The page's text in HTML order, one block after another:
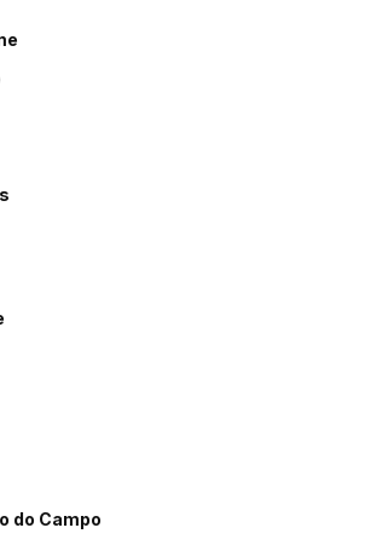
do Campo